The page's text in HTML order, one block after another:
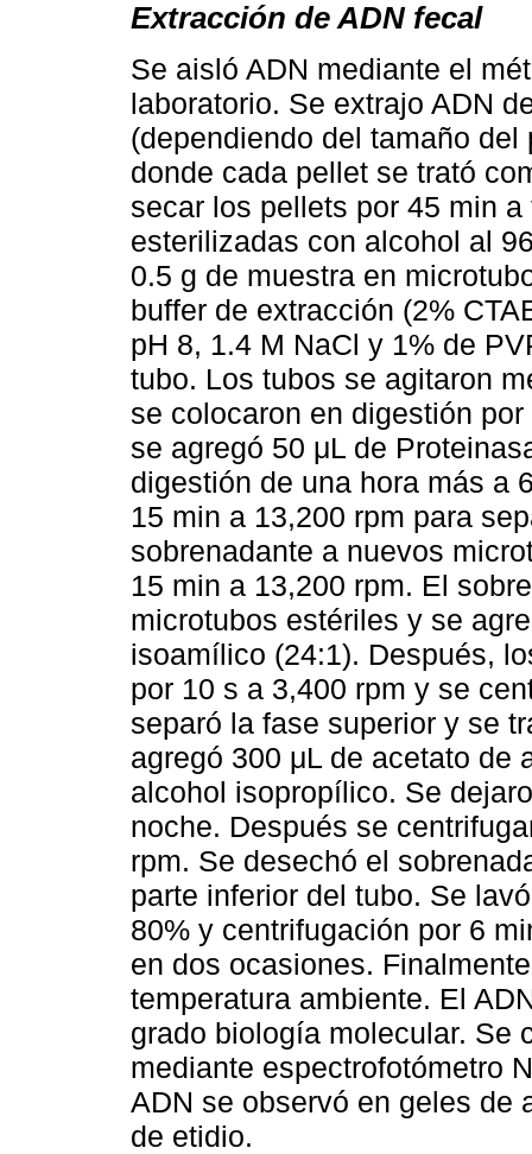
Extracción de ADN fecal
Se aisló ADN mediante el
laboratorio. Se extrajo ADN
(dependiendo del tamaño
donde cada pellet se trató
secar los pellets por 45 min
esterilizadas con alcohol al
0.5 g de muestra en
buffer de extracción (2%
pH 8, 1.4 M NaCl y 1% de
tubo. Los tubos se agitaron
se colocaron en digestión
se agregó 50 μL de
digestión de una hora más a
15 min a 13,200 rpm para
sobrenadante a nuevos
15 min a 13,200 rpm. El
microtubos estériles y se
isoamílico (24:1). Después,
por 10 s a 3,400 rpm y se
separó la fase superior y se
agregó 300 μL de acetato de
alcohol isopropílico. Se
noche. Después se
rpm. Se desechó el
parte inferior del tubo. Se
80% y centrifugación por 6
en dos ocasiones.
temperatura ambiente. El
grado biología molecular. Se
mediante espectrofotómetro
ADN se observó en geles de
de etidio.